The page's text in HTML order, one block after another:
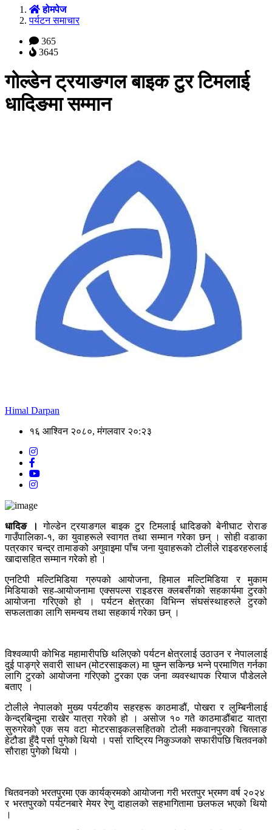
होमपेज
पर्यटन समाचार
365
3645
गोल्डेन ट्रयाङगल बाइक टुर टिमलाई
धादिङमा सम्मान
Himal Darpan
१६ आश्विन २०८०, मंगलवार २०:२३
धादिङ । गोल्डेन ट्रयाङगल बाइक टुर टिमलाई धादिङको बेनीघाट रोराङ
गाउँपालिका-१, का युवाहरूले स्वागत तथा सम्मान गरेका छन् । सोही वडाका
पत्रकार चन्द्र तामाङको अगुवाइमा पाँच जना युवाहरूको टोलीले राइडरहरुलाई
खादासहित सम्मान गरेको हो ।
एनटिपी मल्टिमिडिया ग्रुपको आयोजना, हिमाल मल्टिमिडिया र मुकाम
मिडियाको सह-आयोजनामा एक्सपल्स राइडरस क्लबसँगको सहकार्यमा टुरको
आयोजना गरिएको हो । पर्यटन क्षेत्रका विभिन्न संघसंस्थाहरुले टुरको
सफलताका लागि समन्वय तथा सहकार्य गरेका छन् ।
विश्वव्यापी कोभिड महामारीपछि थलिएको पर्यटन क्षेत्रलाई उठाउन र नेपाललाई
दुई पाङ्ग्रे सवारी साधन (मोटरसाइकल) मा घुम्न सकिन्छ भन्ने प्रमाणित गर्नका
लागि टुरको आयोजना गरिएको टुरका एक जना व्यवस्थापक रियाज पौडेलले
बताए ।
टोलीले नेपालको मुख्य पर्यटकीय सहरहरू काठमाडौं, पोखरा र लुम्बिनीलाई
केन्द्रबिन्दुमा राखेर यात्रा गरेको हो । असोज १० गते काठमाडौंबाट यात्रा
सुरुगरेको एक सय वटा माेटरसाइकलसहितकाे टोली मकवानपुरको चित्लाङ
हेटौडा हुँदै पर्सा पुगेको थियो । पर्सा राष्ट्रिय निकुञ्जको सफारीपछि चितवनको
सौराहा पुगेको थियो ।
चितवनको भरतपुरमा एक कार्यक्रमको आयोजना गरी भरतपुर भ्रमण वर्ष २०२४
र भरतपुरको पर्यटनबारे मेयर रेणु दाहालको सहभागितामा छलफल भएको थियो
।